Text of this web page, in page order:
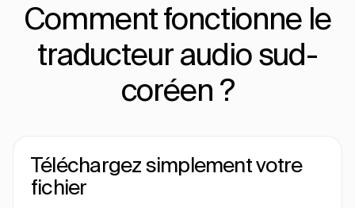
Comment fonctionne le
traducteur audio sud-
coréen ?
Téléchargez simplement votre
fichier